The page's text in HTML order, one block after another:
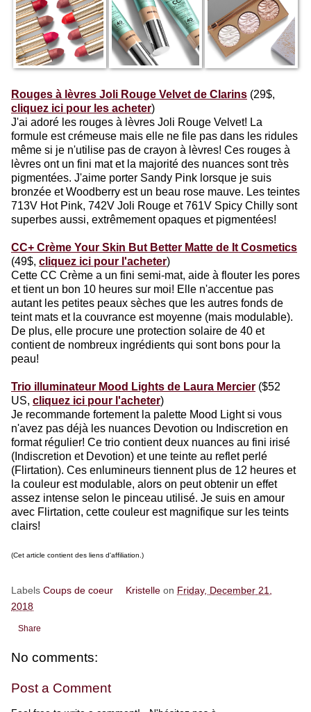
Rouges à lèvres Joli Rouge Velvet de Clarins (29$,
cliquez ici pour les acheter)
J'ai adoré les rouges à lèvres Joli Rouge Velvet! La
formule est crémeuse mais elle ne file pas dans les ridules
même si je n'utilise pas de crayon à lèvres! Ces rouges à
lèvres ont un fini mat et la majorité des nuances sont très
pigmentées. J'aime porter Sandy Pink lorsque je suis
bronzée et Woodberry est un beau rose mauve. Les teintes
713V Hot Pink, 742V Joli Rouge et 761V Spicy Chilly sont
superbes aussi, extrêmement opaques et pigmentées!
CC+ Crème Your Skin But Better Matte de It Cosmetics
(49$, cliquez ici pour l'acheter)
Cette CC Crème a un fini semi-mat, aide à flouter les pores
et tient un bon 10 heures sur moi! Elle n'accentue pas
autant les petites peaux sèches que les autres fonds de
teint mats et la couvrance est moyenne (mais modulable).
De plus, elle procure une protection solaire de 40 et
contient de nombreux ingrédients qui sont bons pour la
peau!
Trio illuminateur Mood Lights de Laura Mercier ($52
US, cliquez ici pour l'acheter)
Je recommande fortement la palette Mood Light si vous
n'avez pas déjà les nuances Devotion ou Indiscretion en
format régulier! Ce trio contient deux nuances au fini irisé
(Indiscretion et Devotion) et une teinte au reflet perlé
(Flirtation). Ces enlumineurs tiennent plus de 12 heures et
la couleur est modulable, alors on peut obtenir un effet
assez intense selon le pinceau utilisé. Je suis en amour
avec Flirtation, cette couleur est magnifique sur les teints
clairs!
(Cet article contient des liens d'affiliation.)
Labels Coups de coeur Kristelle on Friday, December 21,
2018
Share
No comments:
Post a Comment